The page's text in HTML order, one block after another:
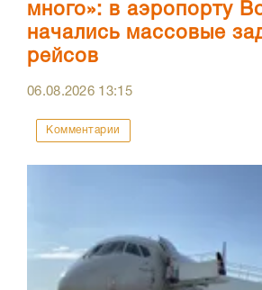
много»: в аэропорту
начались массовые
рейсов
06.08.2026 13:15
Комментарии